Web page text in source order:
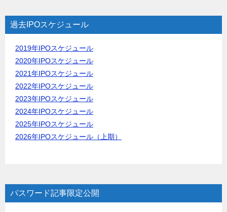
過去IPOスケジュール
2019年IPOスケジュール
2020年IPOスケジュール
2021年IPOスケジュール
2022年IPOスケジュール
2023年IPOスケジュール
2024年IPOスケジュール
2025年IPOスケジュール
2026年IPOスケジュール（上期）
パスワード記事限定公開